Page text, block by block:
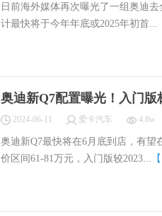
日前海外媒体再次曝光了一组奥迪
计最快将于今年年底或2025年初首...
奥迪新Q7配置曝光！入门
2024-06-11 爱卡汽车 4.8w
奥迪新Q7最快将在6月底到店，有望
价区间61-81万元，入门版较2023...